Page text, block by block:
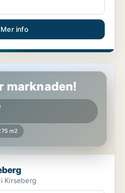
Mer info
marknaden!
m2
Kirseberg